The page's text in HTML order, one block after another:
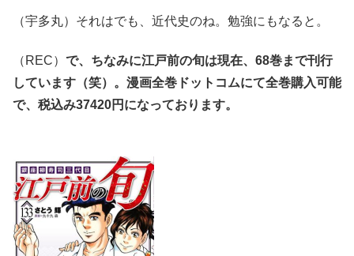
（宇多丸）それはでも、近代史のね。勉強にもなると。
（REC） で、ちなみに江戸前の旬は現在、68巻まで刊行
しています（笑）。漫画全巻ドットコムにて全巻購入可能
で、税込み37420円になっております。